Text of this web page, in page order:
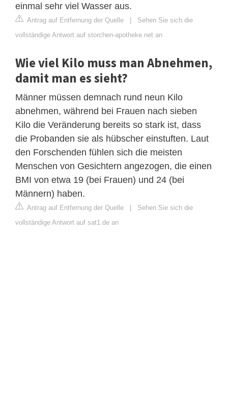
einmal sehr viel Wasser aus.
Antrag auf Entfernung der Quelle | Sehen Sie sich die
vollständige Antwort auf storchen-apotheke.net an
Wie viel Kilo muss man Abnehmen,
damit man es sieht?
Männer müssen demnach rund neun Kilo
abnehmen, während bei Frauen nach sieben
Kilo die Veränderung bereits so stark ist, dass
die Probanden sie als hübscher einstuften. Laut
den Forschenden fühlen sich die meisten
Menschen von Gesichtern angezogen, die einen
BMI von etwa 19 (bei Frauen) und 24 (bei
Männern) haben.
Antrag auf Entfernung der Quelle | Sehen Sie sich die
vollständige Antwort auf sat1.de an